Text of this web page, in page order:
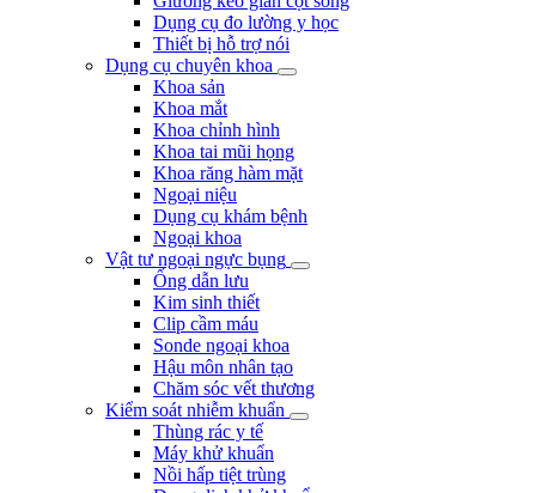
Dụng cụ đo lường y học
Thiết bị hỗ trợ nói
Dụng cụ chuyên khoa
Khoa sản
Khoa mắt
Khoa chỉnh hình
Khoa tai mũi họng
Khoa răng hàm mặt
Ngoại niệu
Dụng cụ khám bệnh
Ngoại khoa
Vật tư ngoại ngực bụng
Ống dẫn lưu
Kim sinh thiết
Clip cầm máu
Sonde ngoại khoa
Hậu môn nhân tạo
Chăm sóc vết thương
Kiểm soát nhiễm khuẩn
Thùng rác y tế
Máy khử khuẩn
Nồi hấp tiệt trùng